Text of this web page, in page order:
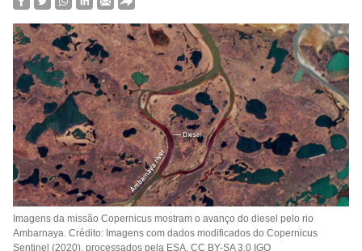
Imagens da missão Copernicus mostram o avanço do diesel pelo rio
Ambarnaya. Crédito: Imagens com dados modificados do Copernicus
Sentinel (2020), processados pela ESA, CC BY-SA 3.0 IGO